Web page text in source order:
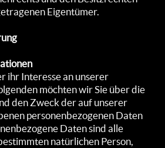
Eigen­tümer.
ihr Interesse an unserer
möchten wir Sie über die
den Zweck der auf unserer
personenbezogenen Daten
Daten sind alle
natürlichen Person,